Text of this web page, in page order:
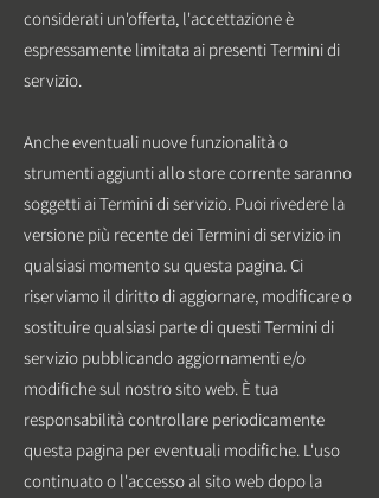
considerati un'offerta, l'accettazione è
espressamente limitata ai presenti Termini di
servizio.
Anche eventuali nuove funzionalità o
strumenti aggiunti allo store corrente saranno
soggetti ai Termini di servizio. Puoi rivedere la
versione più recente dei Termini di servizio in
qualsiasi momento su questa pagina. Ci
riserviamo il diritto di aggiornare, modificare o
sostituire qualsiasi parte di questi Termini di
servizio pubblicando aggiornamenti e/o
modifiche sul nostro sito web. È tua
responsabilità controllare periodicamente
questa pagina per eventuali modifiche. L'uso
continuato o l'accesso al sito web dopo la